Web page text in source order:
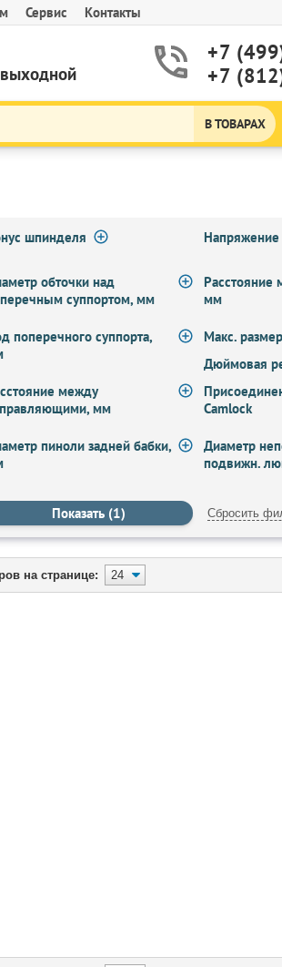
Сервис Контакты
+7
+7
В ТОВАРАХ
шпинделя Напряжение
обточки над
суппортом, мм
Расстояние
мм
поперечного суппорта,
Макс.
Дюймовая
между
мм
Camlock
пиноли задней бабки,
Диаметр
подвижн.
Сбросить
на странице: